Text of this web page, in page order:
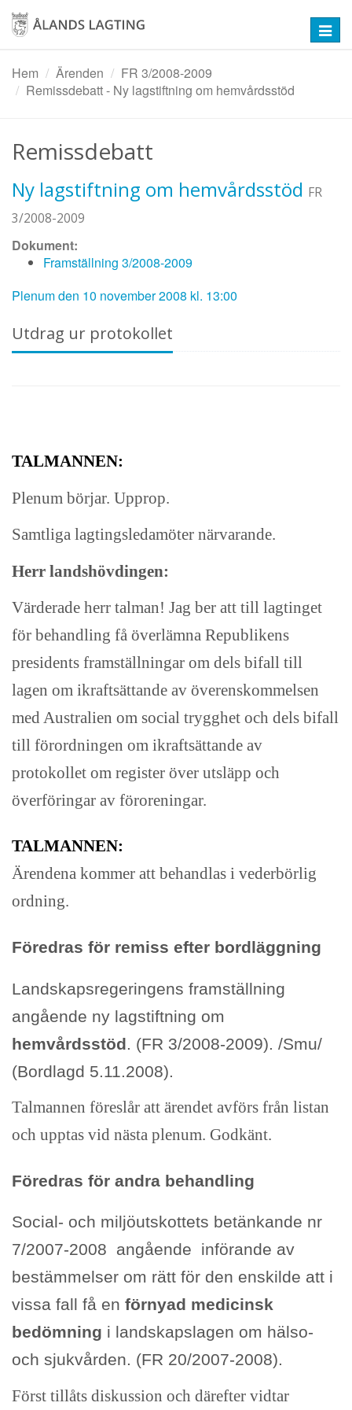
Hoppa
huvudinnehåll
Hem
Ärenden
FR 3/2008-2009
Remissdebatt - Ny lagstiftning om hemvårdsstöd
Remissdebatt
Ny lagstiftning om hemvårdsstöd FR
3/2008-2009
Dokument:
Framställning 3/2008-2009
Plenum den 10 november 2008 kl. 13:00
Utdrag ur protokollet
TALMANNEN:
Plenum börjar. Upprop.
Samtliga lagtingsledamöter närvarande.
Herr landshövdingen:
Värderade herr talman! Jag ber att till lagtinget
för behandling få överlämna Republikens
presidents framställningar om dels bifall till
lagen om ikraftsättande av överenskommelsen
med Australien om social trygghet och dels bifall
till förordningen om ikraftsättande av
protokollet om register över utsläpp och
överföringar av föroreningar.
TALMANNEN:
Ärendena kommer att behandlas i vederbörlig
ordning.
Föredras för remiss efter bordläggning
Landskapsregeringens framställning
angående ny lagstiftning om
hemvårdsstöd . (FR 3/2008-2009). /Smu/
(Bordlagd 5.11.2008).
Talmannen föreslår att ärendet avförs från listan
och upptas vid nästa plenum. Godkänt.
Föredras för andra behandling
Social- och miljöutskottets betänkande nr
7/2007-2008 angående införande av
bestämmelser om rätt för den enskilde att i
vissa fall få en förnyad medicinsk
bedömning i landskapslagen om hälso-
och sjukvården. (FR 20/2007-2008).
Först tillåts diskussion och därefter vidtar